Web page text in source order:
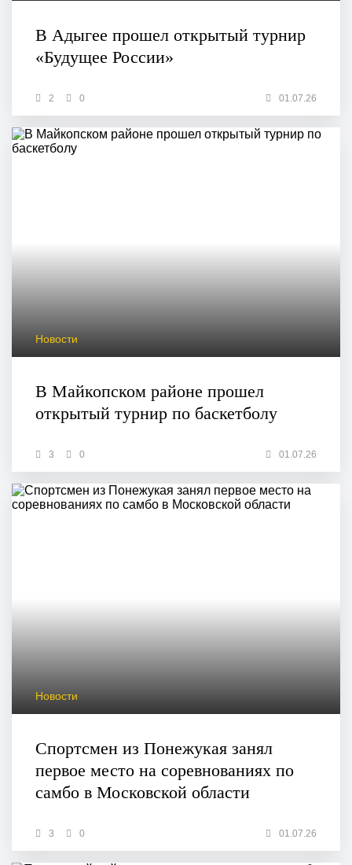
В Адыгее прошел открытый турнир
«Будущее России»
2 0 01.07.26
Новости
В Майкопском районе прошел
открытый турнир по баскетболу
3 0 01.07.26
Новости
Спортсмен из Понежукая занял
первое место на соревнованиях по
самбо в Московской области
3 0 01.07.26